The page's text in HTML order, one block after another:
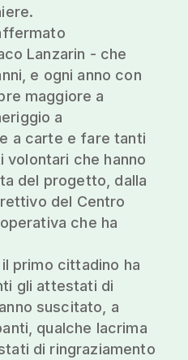
Lanzarin - che
e ogni anno con
maggiore a
a
a carte e fare tanti
volontari che hanno
del progetto, dalla
del Centro
che ha
primo cittadino ha
gli attestati di
suscitato, a
qualche lacrima
di ringraziamento